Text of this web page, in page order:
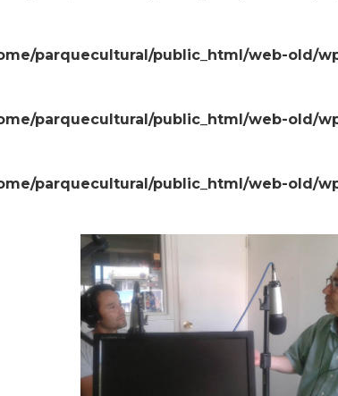
parquecultural/public_html/web-old/
parquecultural/public_html/web-old/
parquecultural/public_html/web-old/